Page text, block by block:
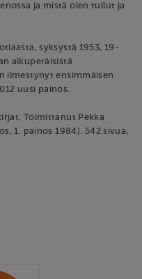
ja mistä olen tullut ja
syksystä 1953, 19-
alkuperäisistä
ilmestynyt ensimmäisen
uusi painos.
Toimittanut Pekka
1. painos 1984). 542 sivua,